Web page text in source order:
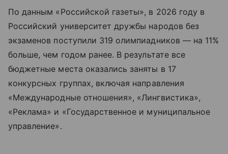
По данным «Российской газеты», в 2026 году в
Российский университет дружбы народов без
экзаменов поступили 319 олимпиадников — на 11%
больше, чем годом ранее. В результате все
бюджетные места оказались заняты в 17
конкурсных группах, включая направления
«Международные отношения», «Лингвистика»,
«Реклама» и «Государственное и муниципальное
управление».